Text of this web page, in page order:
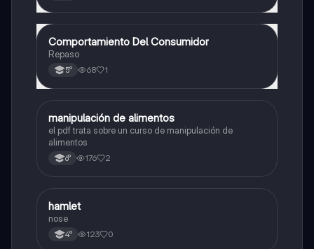
Otros
Comportamiento Del Consumidor
Repaso
5° 68 1
Otros
manipulación de alimentos
el pdf trata sobre un curso de manipulación de
alimentos
6° 176 2
Otros
hamlet
nose
4° 123 0